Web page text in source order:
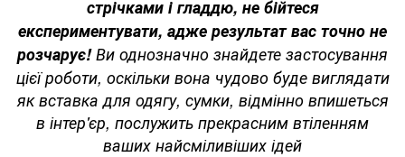
стрічками і гладдю, не бійтеся
експериментувати, адже результат вас точно не
розчарує! Ви однозначно знайдете застосування
цієї роботи, оскільки вона чудово буде виглядати
як вставка для одягу, сумки, відмінно впишеться
в інтер'єр, послужить прекрасним втіленням
ваших найсміливіших ідей